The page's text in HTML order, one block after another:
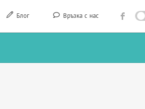
Блог Връзка с нас